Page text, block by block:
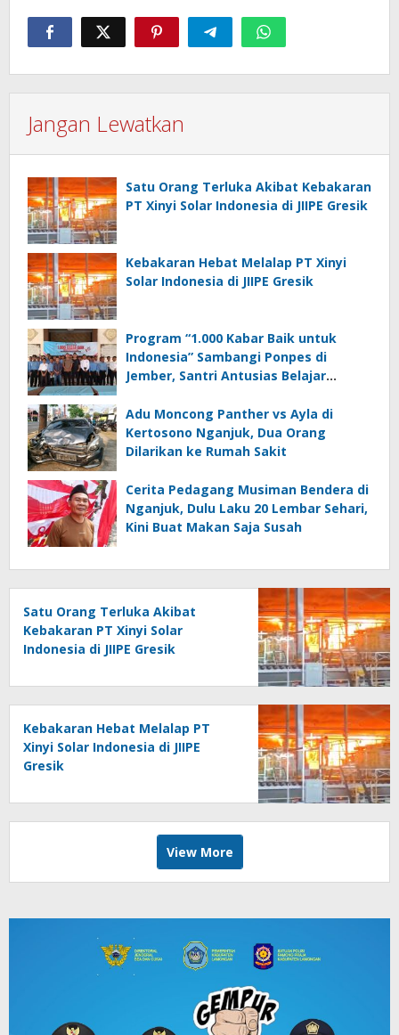
Jangan Lewatkan
Satu Orang Terluka Akibat Kebakaran
PT Xinyi Solar Indonesia di JIIPE Gresik
Kebakaran Hebat Melalap PT Xinyi
Solar Indonesia di JIIPE Gresik
Program “1.000 Kabar Baik untuk
Indonesia” Sambangi Ponpes di
Jember, Santri Antusias Belajar
Adu Moncong Panther vs Ayla di
Kertosono Nganjuk, Dua Orang
Dilarikan ke Rumah Sakit
Cerita Pedagang Musiman Bendera di
Nganjuk, Dulu Laku 20 Lembar Sehari,
Kini Buat Makan Saja Susah
Satu Orang Terluka Akibat
Kebakaran PT Xinyi Solar
Indonesia di JIIPE Gresik
Kebakaran Hebat Melalap PT
Xinyi Solar Indonesia di JIIPE
Gresik
View More